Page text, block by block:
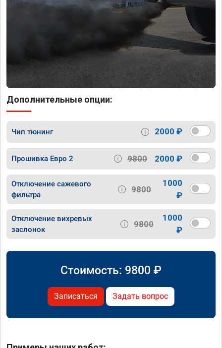
Дополнительные опции:
Чип тюнинг 2000 ₽
Прошивка Евро 2 9800 2000 ₽
Отключение сажевого
фильтра
9800
1000
₽
Отключение вихревых
заслонок
9800
1000
₽
Стоимость: 9800 ₽
Записаться Задать вопрос